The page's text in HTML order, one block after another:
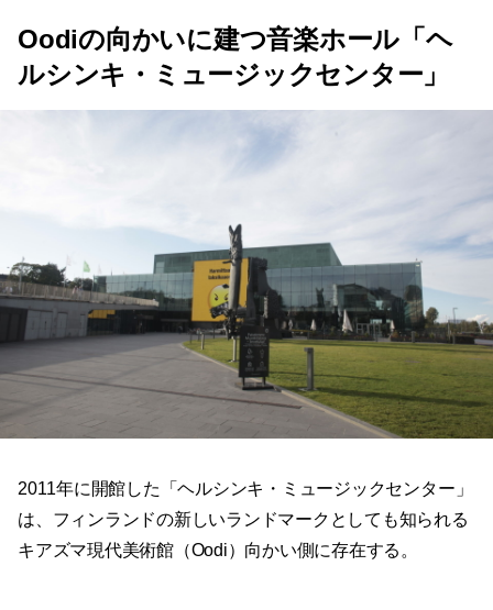
Oodiの向かいに建つ音楽ホール「ヘ
ルシンキ・ミュージックセンター」
2011年に開館した「ヘルシンキ・ミュージックセンター」
は、フィンランドの新しいランドマークとしても知られる
キアズマ現代美術館（Oodi）向かい側に存在する。